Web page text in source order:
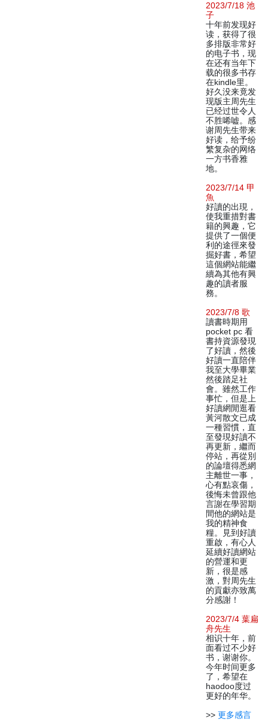
2023/7/18 池
子
十年前发现好
读，获得了很
多排版非常好
的电子书，现
在还有当年下
载的很多书存
在kindle里。
好久没来竟发
现版主周先生
已经过世令人
不胜唏嘘。感
谢周先生带来
好读，给予纷
繁复杂的网络
一方书香雅
地。
2023/7/14 甲
魚
好讀的出現，
使我重措對書
籍的興趣，它
提供了一個便
利的途徑來發
掘好書，希望
這個網站能繼
續為其他有興
趣的讀者服
務。
2023/7/8 歌
讀書時期用
pocket pc 看
書持資源發現
了好讀，然後
好讀一直陪伴
我至大學畢業
然後踏足社
會。雖然工作
事忙，但是上
好讀網閒逛看
黃河散文已成
一種習慣，直
至發現好讀不
再更新，繼而
停站，再從別
的論壇得悉網
主離世一事，
心有點哀傷，
後悔未曾跟他
言謝在學習期
間他的網站是
我的精神食
糧。見到好讀
重啟，有心人
延續好讀網站
的營運和更
新，很是感
激，對周先生
的貢獻亦致萬
分感謝！
2023/7/4 葉扁
舟先生
相识十年，前
面看过不少好
书，谢谢你。
今年时间更多
了，希望在
haodoo度过
更好的年华。
>> 更多感言